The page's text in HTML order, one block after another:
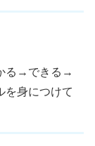
る→できる→
を身につけて